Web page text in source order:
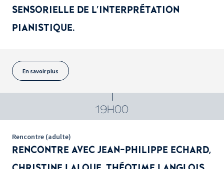
SENSORIELLE DE L'INTERPRÉTATION
PIANISTIQUE.
En savoir plus
19H00
Rencontre (adulte)
RENCONTRE AVEC JEAN-PHILIPPE ECHARD,